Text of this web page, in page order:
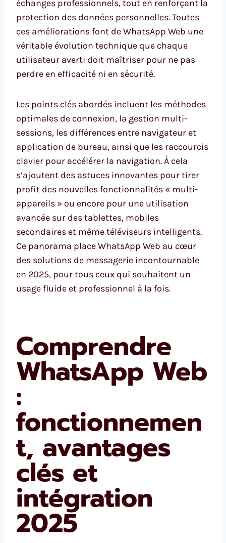
échanges professionnels, tout en renforçant la
protection des données personnelles. Toutes
ces améliorations font de WhatsApp Web une
véritable évolution technique que chaque
utilisateur averti doit maîtriser pour ne pas
perdre en efficacité ni en sécurité.
Les points clés abordés incluent les méthodes
optimales de connexion, la gestion multi-
sessions, les différences entre navigateur et
application de bureau, ainsi que les raccourcis
clavier pour accélérer la navigation. À cela
s’ajoutent des astuces innovantes pour tirer
profit des nouvelles fonctionnalités « multi-
appareils » ou encore pour une utilisation
avancée sur des tablettes, mobiles
secondaires et même téléviseurs intelligents.
Ce panorama place WhatsApp Web au cœur
des solutions de messagerie incontournable
en 2025, pour tous ceux qui souhaitent un
usage fluide et professionnel à la fois.
Comprendre
WhatsApp Web
:
fonctionnemen
t, avantages
clés et
intégration
2025